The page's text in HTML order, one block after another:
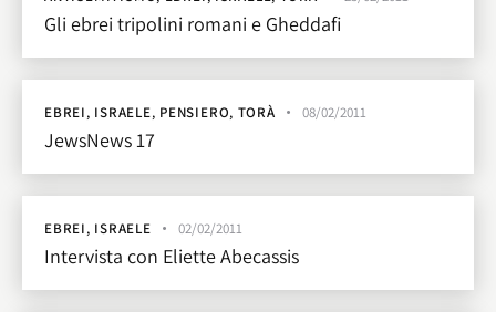
Gli ebrei tripolini romani e Gheddafi
EBREI, ISRAELE, PENSIERO, TORÀ 08/02/2011
JewsNews 17
EBREI, ISRAELE 02/02/2011
Intervista con Eliette Abecassis